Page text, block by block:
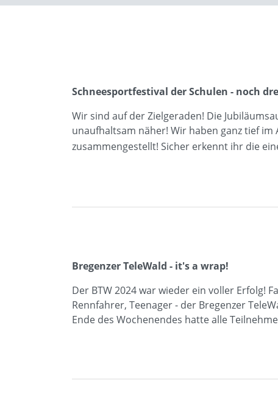
Schneesportfestival der Schulen - noch
Wir sind auf der Zielgeraden! Die
unaufhaltsam näher! Wir haben ganz tief im
zusammengestellt! Sicher erkennt ihr die
Bregenzer TeleWald - it's a wrap!
Der BTW 2024 war wieder ein voller Erfolg!
Rennfahrer, Teenager - der Bregenzer
Ende des Wochenendes hatte alle